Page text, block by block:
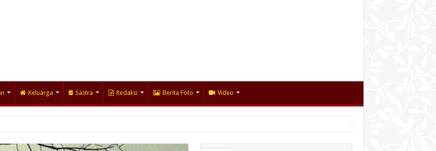
Keluarga Sastra Redaksi Berita Foto Video